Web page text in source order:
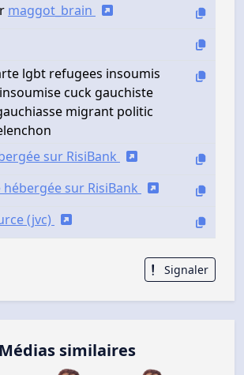
maggot_brain
lgbt refugees insoumis
cuck gauchiste
migrant politic
sur RisiBank
sur RisiBank
(jvc)
Signaler
Médias similaires